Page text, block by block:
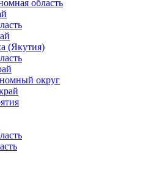
область
(Якутия)
округ